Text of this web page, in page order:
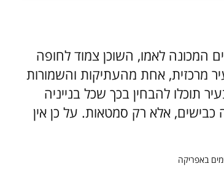
המכונה לאמו, השוכן צמוד לחופה
מרכזית, אחת מהעתיקות והשמורות
תוכלו להבחין בכך שכל בנייניה
כבישים, אלא רק סמטאות. על כן אין